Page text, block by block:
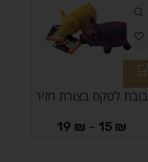
בובת לטקס בצורת חזיר
15 ₪
–
19 ₪